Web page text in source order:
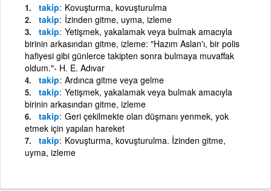
takip Kovuşturma, kovuşturulma
takip İzinden gitme, uyma, izleme
takip Yetişmek, yakalamak veya bulmak amacıyla
birinin arkasından gitme, izleme: "Hazım Aslan'ı, bir polis
hafiyesi gibi günlerce takipten sonra bulmaya muvaffak
oldum."- H. E. Adıvar
takip Ardınca gitme veya gelme
takip Yetişmek, yakalamak veya bulmak amacıyla
birinin arkasından gitme, izleme
takip Geri çekilmekte olan düşmanı yenmek, yok
etmek için yapılan hareket
takip Kovuşturma, kovuşturulma. İzinden gitme,
uyma, izleme